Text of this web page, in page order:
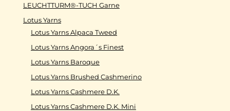
LEUCHTTURM®-TUCH Garne
Lotus Yarns
Lotus Yarns Alpaca Tweed
Lotus Yarns Angora´s Finest
Lotus Yarns Baroque
Lotus Yarns Brushed Cashmerino
Lotus Yarns Cashmere D.K.
Lotus Yarns Cashmere D.K. Mini